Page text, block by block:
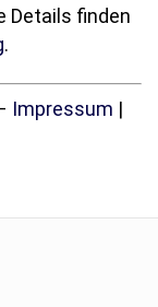
Details finden
.
Impressum |